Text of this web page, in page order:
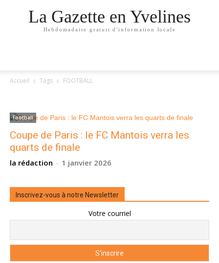
La Gazette en Yvelines
Hebdomadaire gratuit d'information locale
Accueil Tags FOOTBALL
Football
Coupe de Paris : le FC Mantois verra les
quarts de finale
la rédaction - 1 janvier 2026
Inscrivez-vous à notre Newsletter
Votre courriel